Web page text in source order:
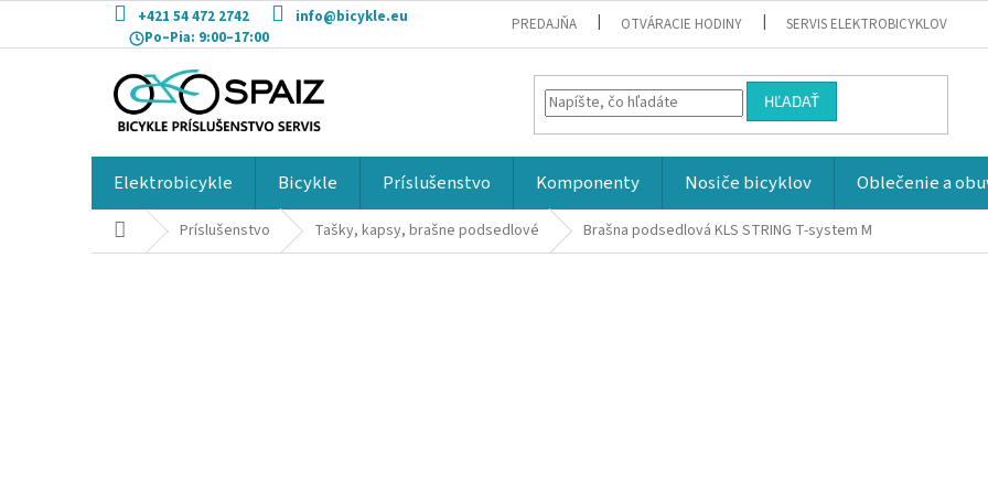
obsah
+421 54 472 2742
info@bicykle.eu
Po–Pia: 9:00–17:00
PREDAJŇA OTVÁRACIE HODINY SERVIS ELEKTROBICYKLOV
HĽADAŤ
Elektrobicykle Bicykle Príslušenstvo Komponenty Nosiče bicyklov Oblečenie a
DomovPríslušenstvo Tašky, kapsy, brašne podsedlové Brašna podsedlová KLS STRING T-system M